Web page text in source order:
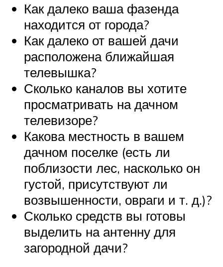
Как далеко ваша фазенда
находится от города?
Как далеко от вашей дачи
расположена ближайшая
телевышка?
Сколько каналов вы хотите
просматривать на дачном
телевизоре?
Какова местность в вашем
дачном поселке (есть ли
поблизости лес, насколько он
густой, присутствуют ли
возвышенности, овраги и т. д.)?
Сколько средств вы готовы
выделить на антенну для
загородной дачи?